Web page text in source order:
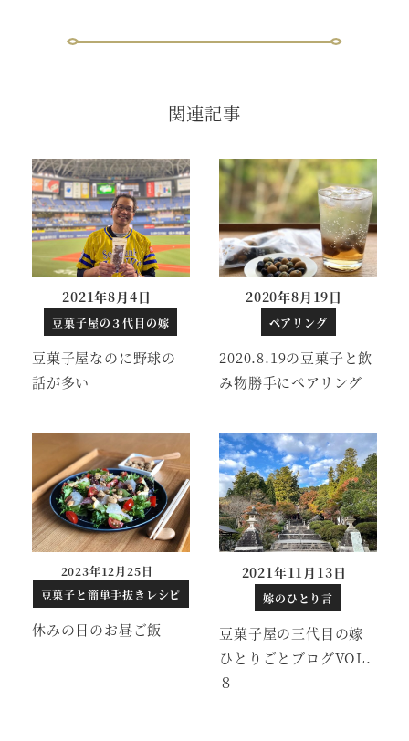
関連記事
豆菓子屋なのに野球の
話が多い
投稿日
2021年8月4日
豆菓子屋の３代目の嫁
2020.8.19の豆菓子と飲
み物勝手にペアリング
投稿日
2020年8月19日
ペアリング
休みの日のお昼ご飯
2023年12月25日
豆菓子と簡単手抜きレシピ
豆菓子屋の三代目の嫁
ひとりごとブログVOL.
８
投稿日
2021年11月13日
嫁のひとり言